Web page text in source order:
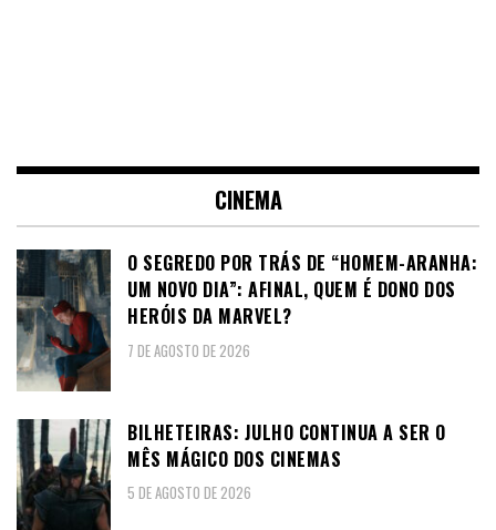
CINEMA
O SEGREDO POR TRÁS DE “HOMEM-ARANHA:
UM NOVO DIA”: AFINAL, QUEM É DONO DOS
HERÓIS DA MARVEL?
7 DE AGOSTO DE 2026
BILHETEIRAS: JULHO CONTINUA A SER O
MÊS MÁGICO DOS CINEMAS
5 DE AGOSTO DE 2026